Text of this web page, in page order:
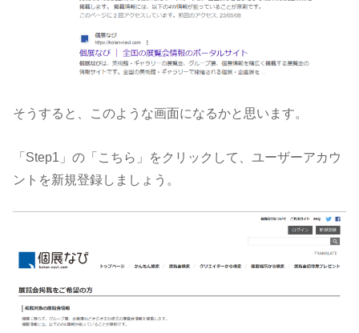
そうすると、このような画面になるかと思います。
「Step1」の「こちら」をクリックして、ユーザーアカウ
ントを新規登録しましょう。